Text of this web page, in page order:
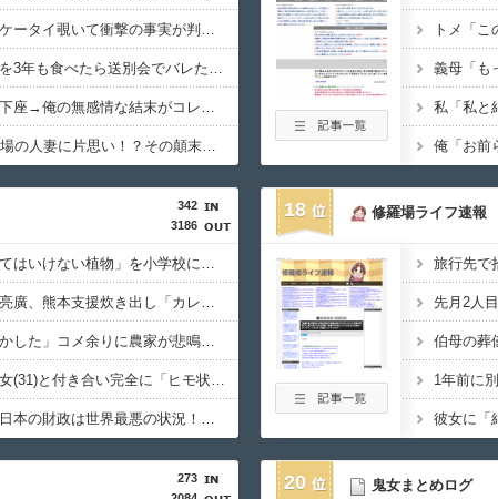
【悲報】嫁が浮気！？ケータイ覗いて衝撃の事実が判明した結果ｗｗｗｗ
【修羅場】上司の弁当を3年も食べたら送別会でバレたｗｗｗ嫁の反応がコレ
【絶望】嫁が泣いて土下座→俺の無感情な結末がコレｗｗｗｗｗ
【困惑】33歳独身、職場の人妻に片思い！？その顛末がこちらｗｗｗｗ
342
3186
【復讐】絶対に「植えてはいけない植物」を小学校に植えた→20年経って見に行くと…「！？」衝撃の光景が・・・
【悲報】キンコン西野亮廣、熊本支援炊き出し「カレー」で炎上するｗｗｗ
「高市総理には愛想尽かした」コメ余りに農家が悲鳴 売値は生産原価の半分以下に…
【郎報】ワイ、年上彼女(31)と付き合い完全に「ヒモ状態」になった結果ｗｗｗ
石破、遂にキレる！「日本の財政は世界最悪の状況！この状況で減税をするのは正気の沙汰じゃない」
18 修羅場ライフ速報
273
20 鬼女まとめログ